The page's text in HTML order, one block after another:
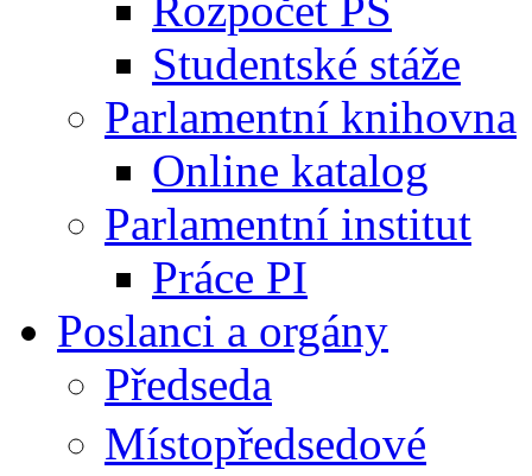
Rozpočet PS
Studentské stáže
Parlamentní knihovna
Online katalog
Parlamentní institut
Práce PI
Poslanci a orgány
Předseda
Místopředsedové